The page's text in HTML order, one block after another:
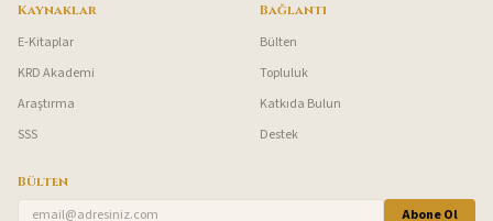
Kaynaklar
E-Kitaplar
KRD Akademi
Araştırma
SSS
Bağlantı
Bülten
Topluluk
Katkıda Bulun
Destek
Bülten
Abone Ol